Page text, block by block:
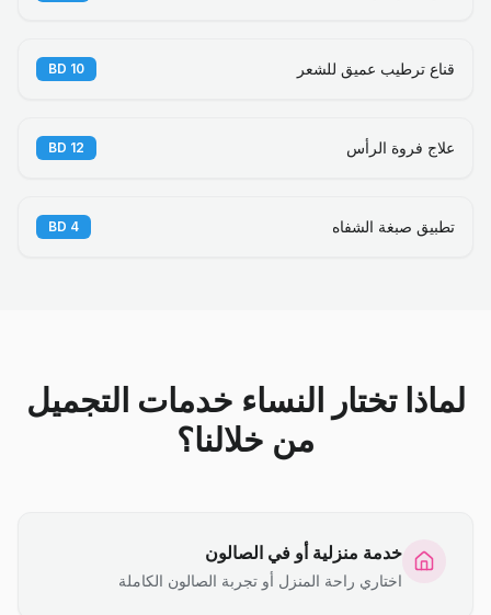
قناع ترطيب عميق للشعر 10
BD
علاج فروة الرأس 12
BD
تطبيق صبغة الشفاه 4
BD
لماذا تختار النساء خدمات التجميل
من خلالنا؟
خدمة منزلية أو في الصالون
اختاري راحة المنزل أو تجربة الصالون الكاملة